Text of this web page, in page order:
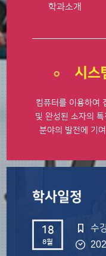
학과소개
시스
컴퓨터를 이용하여
및 완성된 소자의
분야의 발전에 기
학사일정
18
8월
수